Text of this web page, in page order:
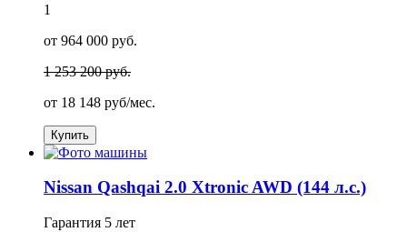
1
от 964 000 руб.
1 253 200 руб.
от 18 148 руб/мес.
Купить
Nissan Qashqai 2.0 Xtronic AWD (144 л.с.)
Гарантия 5 лет